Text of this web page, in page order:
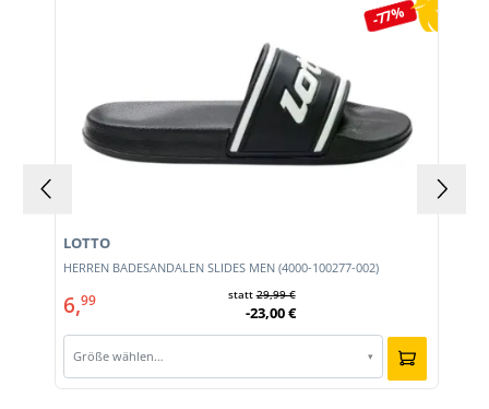
-77%
HERREN BADESANDALEN SLIDES MEN (4000-100277-002)
LOTTO
6,99 statt29,99 €
-23,00 €
Größe wählen… ▾